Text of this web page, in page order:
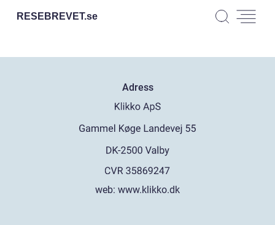
RESEBREVET.se
Adress
web: www.klikko.dk